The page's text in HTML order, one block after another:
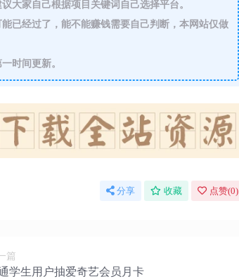
大家自己根据项目关键词自己选择平台。
已经过了，能不能赚钱需要自己判断，本网站仅做
时间更新。
分享 收藏 点赞(0)
篇
学生用户抽爱奇艺会员月卡